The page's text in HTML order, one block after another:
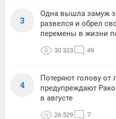
3
Одна вышла замуж
развелся и обрел
перемены в жизни
30 323 49
4
Потеряют голову от
предупреждают
в августе
26 529 7